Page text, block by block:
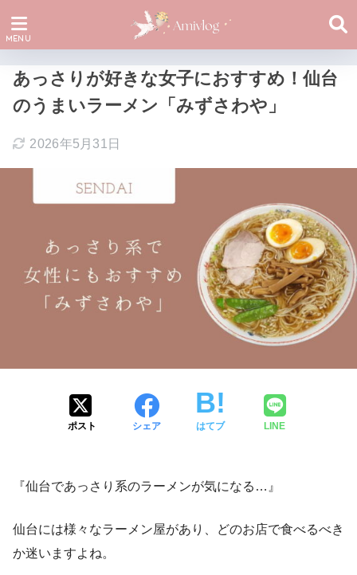
あっさりが好きな女子におすすめ！仙台
のうまいラーメン「みずさわや」
2026年5月31日
ポスト シェア はてブ LINE
『仙台であっさり系のラーメンが気になる…』
仙台には様々なラーメン屋があり、どのお店で食べるべき
か迷いますよね。